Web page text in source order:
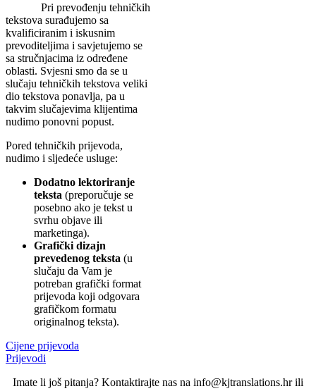
Pri prevođenju tehničkih
tekstova surađujemo sa
kvalificiranim i iskusnim
prevoditeljima i savjetujemo se
sa stručnjacima iz određene
oblasti. Svjesni smo da se u
slučaju tehničkih tekstova veliki
dio tekstova ponavlja, pa u
takvim slučajevima klijentima
nudimo ponovni popust.
Pored tehničkih prijevoda,
nudimo i sljedeće usluge:
Dodatno lektoriranje
teksta (preporučuje se
posebno ako je tekst u
svrhu objave ili
marketinga).
Grafički dizajn
prevedenog teksta (u
slučaju da Vam je
potreban grafički format
prijevoda koji odgovara
grafičkom formatu
originalnog teksta).
Cijene prijevoda
Prijevodi
Imate li još pitanja? Kontaktirajte nas na info@kjtranslations.hr ili